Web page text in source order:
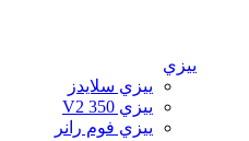
ييزي
ييزي سلايدز
ييزي 350 V2
ييزي فوم رانر